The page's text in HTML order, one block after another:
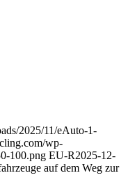
2025/11/eAuto-1-
wp-
100.png EU-R2025-12-
auf dem Weg zur